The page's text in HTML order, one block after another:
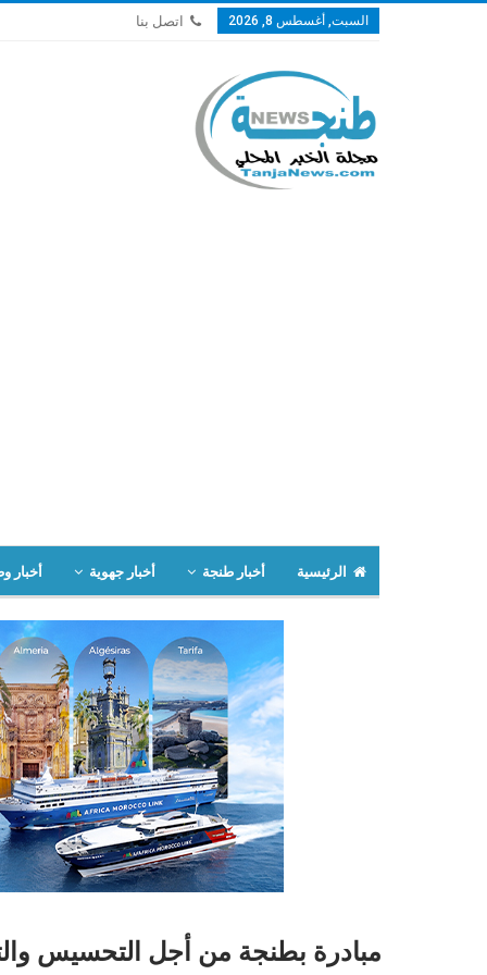
السبت, أغسطس 8, 2026 اتصل بنا
الرئيسية أخبار طنجة أخبار جهوية أخبار
مبادرة بطنجة من أجل التحسيس